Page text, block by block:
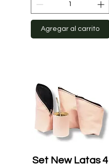
Agregar al carrito
Vista rápida
Set New Latas 4